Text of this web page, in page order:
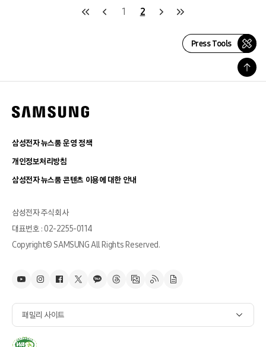
1 2
Press Tools
삼성전자 뉴스룸 운영 정책
개인정보처리방침
삼성전자 뉴스룸 콘텐츠 이용에 대한 안내
삼성전자 주식회사
대표번호 : 02-2255-0114
Copyright© SAMSUNG All Rights Reserved.
패밀리 사이트